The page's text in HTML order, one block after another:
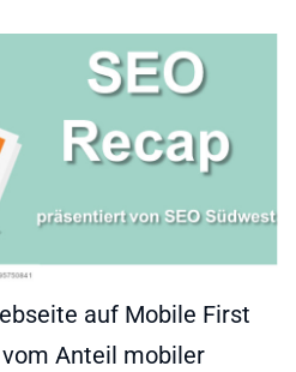
auf Mobile First
Anteil mobiler